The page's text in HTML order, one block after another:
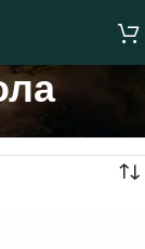
8 резултата